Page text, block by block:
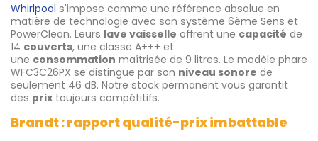
Whirlpool s'impose comme une référence absolue en
matière de technologie avec son système 6ème Sens et
PowerClean. Leurs lave vaisselle offrent une capacité de
14 couverts, une classe A+++ et
une consommation maîtrisée de 9 litres. Le modèle phare
WFC3C26PX se distingue par son niveau sonore de
seulement 46 dB. Notre stock permanent vous garantit
des prix toujours compétitifs.
Brandt : rapport qualité-prix imbattable